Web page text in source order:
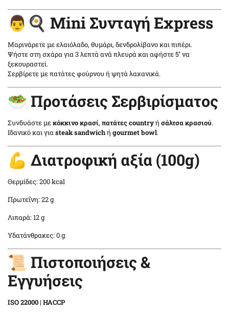
👨🍳 Mini Συνταγή Express
Μαρινάρετε με ελαιόλαδο, θυμάρι, δενδρολίβανο και πιπέρι.
Ψήστε στη σχάρα για 3 λεπτά ανά πλευρά και αφήστε 5’ να
ξεκουραστεί.
Σερβίρετε με πατάτες φούρνου ή ψητά λαχανικά.
🥗 Προτάσεις Σερβιρίσματος
Συνδυάστε μεκόκκινο κρασί, πατάτες countryή σάλτσα κρασιού.
Ιδανικό και γιαsteak sandwichή gourmet bowl.
💪 Διατροφική αξία (100g)
Θερμίδες: 200 kcal
Πρωτεΐνη: 22 g
Λιπαρά: 12 g
Υδατάνθρακες: 0 g
📜 Πιστοποιήσεις &
Εγγυήσεις
ISO 22000 | HACCP